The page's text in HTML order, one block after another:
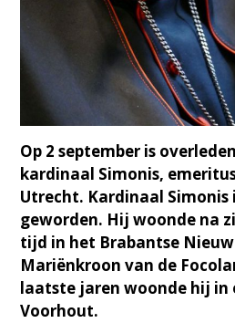
Op 2 september is
kardinaal Simonis,
Utrecht. Kardinaal Simonis
geworden. Hij woonde na
tijd in het Brabantse
Mariënkroon van de
laatste jaren woonde hij in
Voorhout.